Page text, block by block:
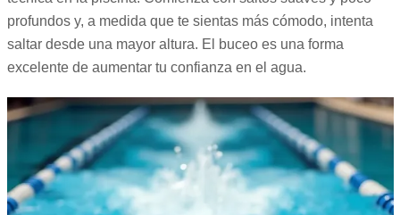
profundos y, a medida que te sientas más cómodo, intenta
saltar desde una mayor altura. El buceo es una forma
excelente de aumentar tu confianza en el agua.